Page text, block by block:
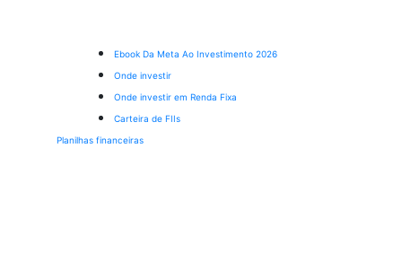
Ebook Da Meta Ao Investimento 2026
Onde investir
Onde investir em Renda Fixa
Carteira de FIIs
Planilhas financeiras